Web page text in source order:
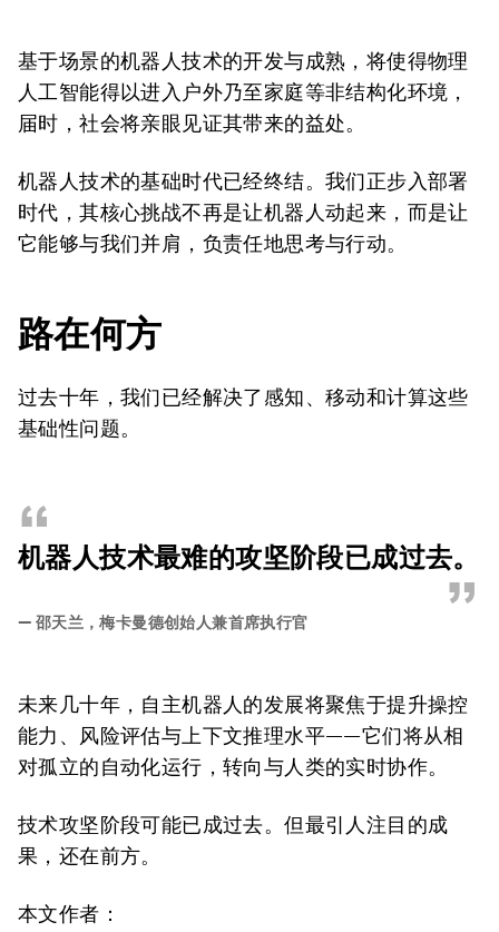
基于场景的机器人技术的开发与成熟，将使得物理
人工智能得以进入户外乃至家庭等非结构化环境，
届时，社会将亲眼见证其带来的益处。
机器人技术的基础时代已经终结。我们正步入部署
时代，其核心挑战不再是让机器人动起来，而是让
它能够与我们并肩，负责任地思考与行动。
路在何方
过去十年，我们已经解决了感知、移动和计算这些
基础性问题。
“
机器人技术最难的攻坚阶段已成过去。
”
— 邵天兰，梅卡曼德创始人兼首席执行官
未来几十年，自主机器人的发展将聚焦于提升操控
能力、风险评估与上下文推理水平——它们将从相
对孤立的自动化运行，转向与人类的实时协作。
技术攻坚阶段可能已成过去。但最引人注目的成
果，还在前方。
本文作者：